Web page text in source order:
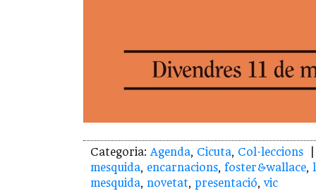
Categoria: Agenda, Cicuta, Col·leccions
mesquida, encarnacions, foster&wallace,
mesquida, novetat, presentació, vic